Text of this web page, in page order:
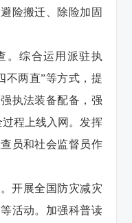
险搬迁、除险加固
。综合运用派驻执
不两直”等方式，提
执法装备配备，强
程上线入网。发挥
员和社会监督员作
开展全国防灾减灾
活动。加强科普读